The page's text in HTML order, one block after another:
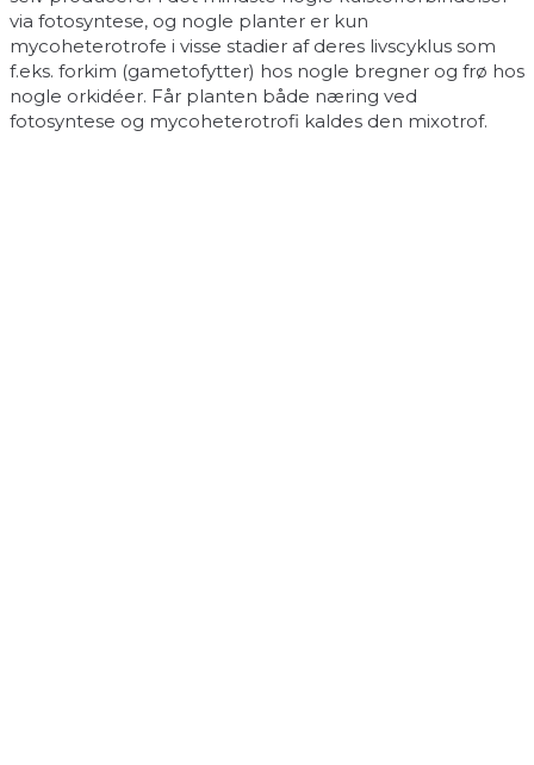
via fotosyntese, og nogle planter er kun
mycoheterotrofe i visse stadier af deres livscyklus som
f.eks. forkim (gametofytter) hos nogle bregner og frø hos
nogle orkidéer. Får planten både næring ved
fotosyntese og mycoheterotrofi kaldes den mixotrof.